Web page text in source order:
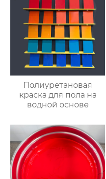
Полиуретановая
краска для пола на
водной основе